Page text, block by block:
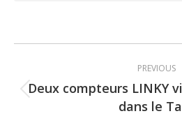
navigation
PREVIOUS
post:
Deux compteurs LINKY
dans le